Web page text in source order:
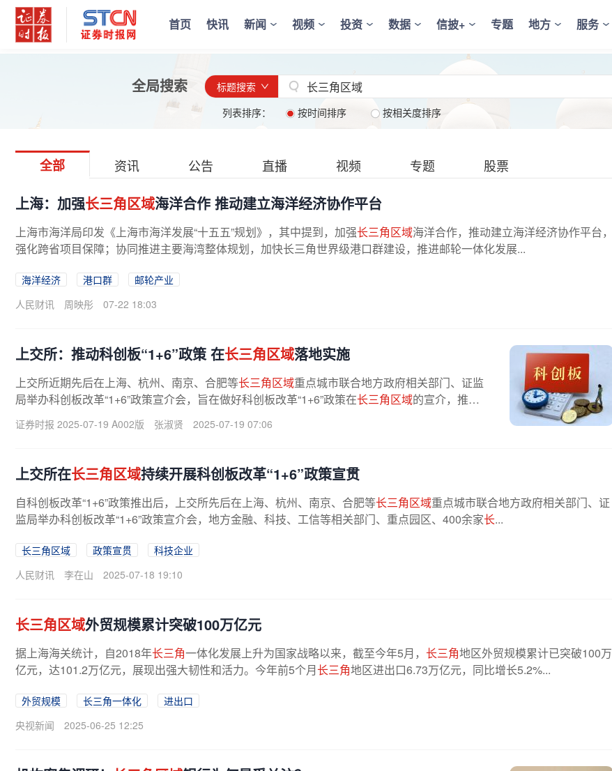
首页 快讯 新闻 视频 投资 数据 信披+ 专题 地方 服务
全局搜索 标题搜索
列表排序： 按时间排序 按相关度排序
全部 资讯 公告 直播 视频 专题 股票
上海：加强长三角区域海洋合作 推动建立海洋经济协作平台
上海市海洋局印发《上海市海洋发展“十五五”规划》，其中提到，加强长三角区域海洋合作，推动建立海洋经济协作平台，
强化跨省项目保障；协同推进主要海湾整体规划，加快长三角世界级港口群建设，推进邮轮一体化发展...
海洋经济 港口群
邮轮产业
人民财讯
周映彤 07-22 18:03
上交所：推动科创板“1+6”政策 在长三角区域落地实施
上交所近期先后在上海、杭州、南京、合肥等长三角区域重点城市联合地方政府相关部门、证监
局举办科创板改革“1+6”政策宣介会，旨在做好科创板改革“1+6”政策在长三角区域的宣介，推动
改革举措在
精准落地...
证券时报 2025-07-19 A002版 张淑贤 2025-07-19 07:06
上交所在长三角区域持续开展科创板改革“1+6”政策宣贯
自科创板改革“1+6”政策推出后，上交所先后在上海、杭州、南京、合肥等长三角区域重点城市联合地方政府相关部门、证
监局举办科创板改革“1+6”政策宣介会，地方金融、科技、工信等相关部门、重点园区、400余家长...
长三角区域 政策宣贯
科技企业
人民财讯
李在山 2025-07-18 19:10
长三角区域外贸规模累计突破100万亿元
据上海海关统计，自2018年长三角一体化发展上升为国家战略以来，截至今年5月， 长三角地区外贸规模累计已突破100万
亿元，达101.2万亿元，展现出强大韧性和活力。今年前5个月长三角地区进出口6.73万亿元，同比增长5.2%...
外贸规模 长三角一体化
进出口
央视新闻
2025-06-25 12:25